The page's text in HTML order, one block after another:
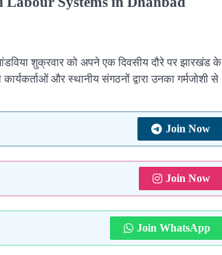
शुक्रवार को अपने एक दिवसीय दौरे पर झारखंड के
और स्थानीय संगठनों द्वारा उनका गर्मजोशी से
Join Now
Join Now
Join WhatsApp